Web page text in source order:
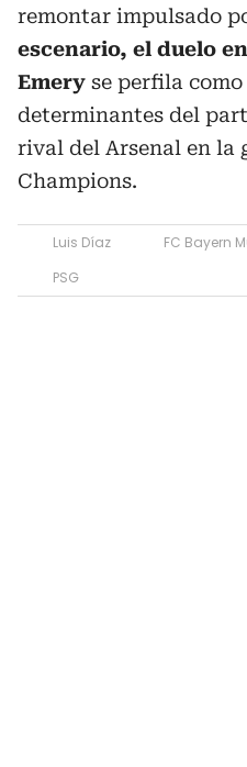
remontar impulsado
escenario, el duelo
Emery se perfila
determinantes del
rival del Arsenal en la
Champions.
Luis Díaz FC Bayern
PSG